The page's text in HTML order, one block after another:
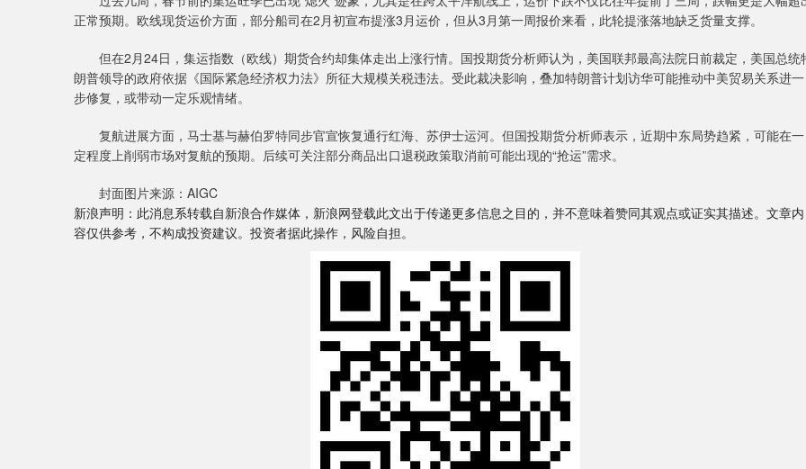
正常预期。欧线现货运价方面，部分船司在2月初宣布提涨3月运价，但从3月第一周报价来看，此轮提涨落地缺乏货量支撑。
但在2月24日，集运指数（欧线）期货合约却集体走出上涨行情。国投期货分析师认为，美国联邦最高法院日前裁定，美国总统
朗普领导的政府依据《国际紧急经济权力法》所征大规模关税违法。受此裁决影响，叠加特朗普计划访华可能推动中美贸易关系进一
步修复，或带动一定乐观情绪。
复航进展方面，马士基与赫伯罗特同步官宣恢复通行红海、苏伊士运河。但国投期货分析师表示，近期中东局势趋紧，可能在一
定程度上削弱市场对复航的预期。后续可关注部分商品出口退税政策取消前可能出现的“抢运”需求。
封面图片来源：AIGC
新浪声明：此消息系转载自新浪合作媒体，新浪网登载此文出于传递更多信息之目的，并不意味着赞同其观点或证实其描述。文章内
容仅供参考，不构成投资建议。投资者据此操作，风险自担。